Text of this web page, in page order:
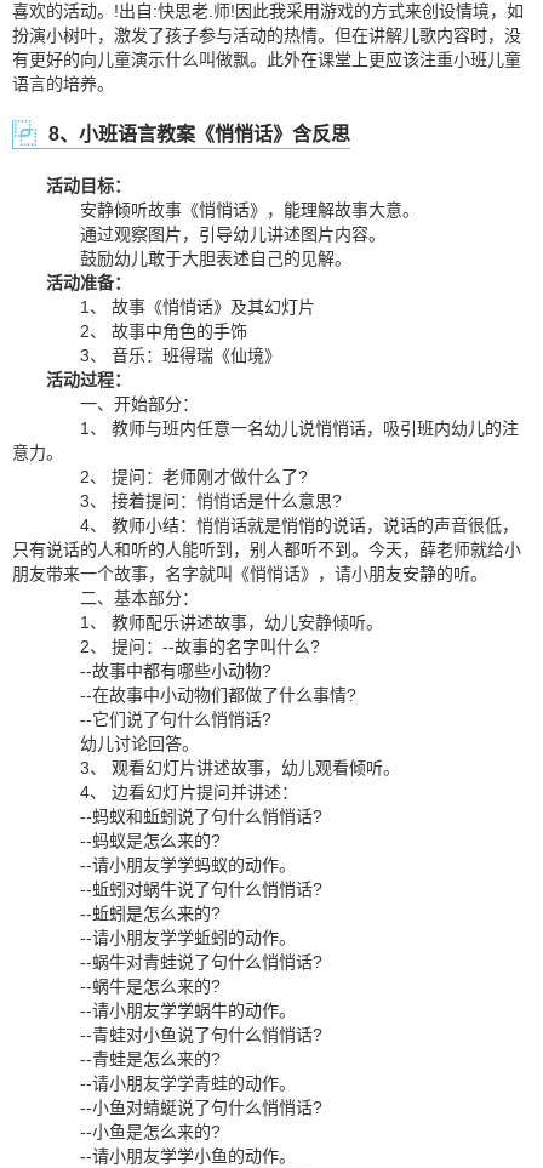
喜欢的活动。!出自:快思老.师!因此我采用游戏的方式来创设情境，如
扮演小树叶，激发了孩子参与活动的热情。但在讲解儿歌内容时，没
有更好的向儿童演示什么叫做飘。此外在课堂上更应该注重小班儿童
语言的培养。
8、小班语言教案《悄悄话》含反思
活动目标：
安静倾听故事《悄悄话》，能理解故事大意。
通过观察图片，引导幼儿讲述图片内容。
鼓励幼儿敢于大胆表述自己的见解。
活动准备：
1、 故事《悄悄话》及其幻灯片
2、 故事中角色的手饰
3、 音乐：班得瑞《仙境》
活动过程：
一、开始部分：
1、 教师与班内任意一名幼儿说悄悄话，吸引班内幼儿的注
意力。
2、 提问：老师刚才做什么了?
3、 接着提问：悄悄话是什么意思?
4、 教师小结：悄悄话就是悄悄的说话，说话的声音很低，
只有说话的人和听的人能听到，别人都听不到。今天，薛老师就给小
朋友带来一个故事，名字就叫《悄悄话》，请小朋友安静的听。
二、基本部分：
1、 教师配乐讲述故事，幼儿安静倾听。
2、 提问：--故事的名字叫什么?
--故事中都有哪些小动物?
--在故事中小动物们都做了什么事情?
--它们说了句什么悄悄话?
幼儿讨论回答。
3、 观看幻灯片讲述故事，幼儿观看倾听。
4、 边看幻灯片提问并讲述：
--蚂蚁和蚯蚓说了句什么悄悄话?
--蚂蚁是怎么来的?
--请小朋友学学蚂蚁的动作。
--蚯蚓对蜗牛说了句什么悄悄话?
--蚯蚓是怎么来的?
--请小朋友学学蚯蚓的动作。
--蜗牛对青蛙说了句什么悄悄话?
--蜗牛是怎么来的?
--请小朋友学学蜗牛的动作。
--青蛙对小鱼说了句什么悄悄话?
--青蛙是怎么来的?
--请小朋友学学青蛙的动作。
--小鱼对蜻蜓说了句什么悄悄话?
--小鱼是怎么来的?
--请小朋友学学小鱼的动作。